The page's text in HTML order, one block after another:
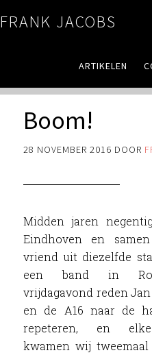
FRANK JACOBS
ARTIKELEN
Boom!
28 NOVEMBER 2016 DOOR
Midden jaren
Eindhoven en
vriend uit diezelfde
een band in
vrijdagavond reden
en de A16 naar de
repeteren, en elke
kwamen wij